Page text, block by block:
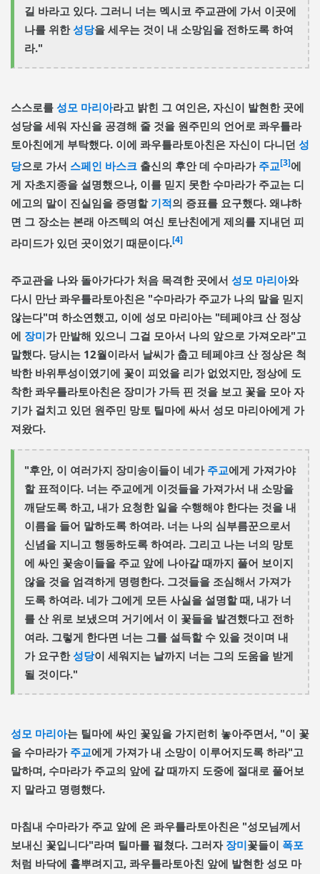
길 바라고 있다. 그러니 너는 멕시코 주교관에 가서 이곳에
나를 위한성당을 세우는 것이 내 소망임을 전하도록 하여
라."
스스로를 성모 마리아라고 밝힌 그 여인은, 자신이 발현한 곳에
성당을 세워 자신을 공경해 줄 것을 원주민의 언어로 콰우틀라
토아친에게 부탁했다. 이에 콰우틀라토아친은 자신이 다니던 성
당으로 가서 스페인 바스크출신의 후안 데 수마라가 주교[3]에
게 자초지종을 설명했으나, 이를 믿지 못한 수마라가 주교는 디
에고의 말이 진실임을 증명할 기적의 증표를 요구했다. 왜냐하
면 그 장소는 본래 아즈텍의 여신 토난친에게 제의를 지내던 피
라미드가 있던 곳이었기 때문이다.[4]
주교관을 나와 돌아가다가 처음 목격한 곳에서 성모 마리아와
다시 만난 콰우틀라토아친은 "수마라가 주교가 나의 말을 믿지
않는다"며 하소연했고, 이에 성모 마리아는 "테페야크 산 정상
에 장미가 만발해 있으니 그걸 모아서 나의 앞으로 가져오라"고
말했다. 당시는 12월이라서 날씨가 춥고 테페야크 산 정상은 척
박한 바위투성이였기에 꽃이 피었을 리가 없었지만, 정상에 도
착한 콰우틀라토아친은 장미가 가득 핀 것을 보고 꽃을 모아 자
기가 걸치고 있던 원주민 망토 틸마에 싸서 성모 마리아에게 가
져왔다.
"후안, 이 여러가지 장미송이들이 네가 주교에게 가져가야
할 표적이다. 너는 주교에게 이것들을 가져가서 내 소망을
깨닫도록 하고, 내가 요청한 일을 수행해야 한다는 것을 내
이름을 들어 말하도록 하여라. 너는 나의 심부름꾼으로서
신념을 지니고 행동하도록 하여라. 그리고 나는 너의 망토
에 싸인 꽃송이들을 주교 앞에 나아갈 때까지 풀어 보이지
않을 것을 엄격하게 명령한다. 그것들을 조심해서 가져가
도록 하여라. 네가 그에게 모든 사실을 설명할 때, 내가 너
를 산 위로 보냈으며 거기에서 이 꽃들을 발견했다고 전하
여라. 그렇게 한다면 너는 그를 설득할 수 있을 것이며 내
가 요구한성당이 세워지는 날까지 너는 그의 도움을 받게
될 것이다."
성모 마리아는 틸마에 싸인 꽃잎을 가지런히 놓아주면서, "이 꽃
을 수마라가 주교에게 가져가 내 소망이 이루어지도록 하라"고
말하며, 수마라가 주교의 앞에 갈 때까지 도중에 절대로 풀어보
지 말라고 명령했다.
마침내 수마라가 주교 앞에 온 콰우틀라토아친은 "성모님께서
보내신 꽃입니다"라며 틸마를 펼쳤다. 그러자 장미꽃들이 폭포
처럼 바닥에 흩뿌려지고, 콰우틀라토아친 앞에 발현한 성모 마